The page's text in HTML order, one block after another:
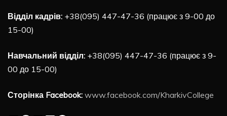
Відділ кадрів: +38(095) 447-47-36 (працює з 9-00 до
15-00)
Навчальний відділ: +38(095) 447-47-36 (працює з 9-
00 до 15-00)
Сторінка Facebook: www.facebook.com/KharkivCollege